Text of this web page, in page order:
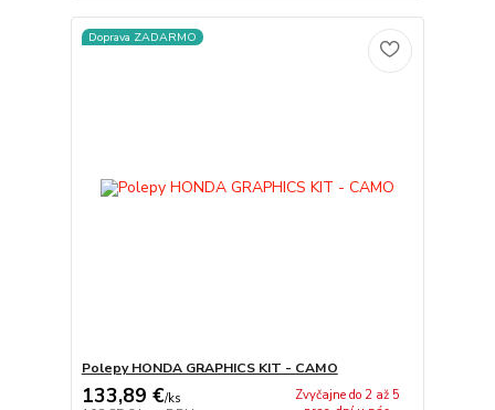
Doprava ZADARMO
Polepy HONDA GRAPHICS KIT - CAMO
133,89 €/ks
Zvyčajne do 2 až 5